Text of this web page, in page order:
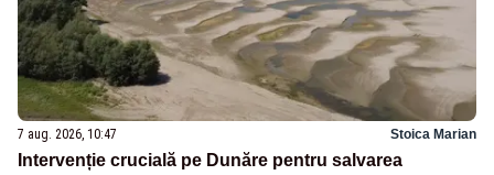
7 aug. 2026, 10:47 Stoica Marian
Intervenție crucială pe Dunăre pentru salvarea